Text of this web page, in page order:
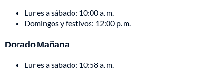
Lunes a sábado: 10:00 a. m.
Domingos y festivos: 12:00 p. m.
Dorado Mañana
Lunes a sábado: 10:58 a. m.